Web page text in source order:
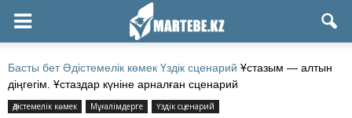
Басты бет Әдістемелік көмек Үздік сценарий Ұстазым — алтын
діңгегім. Ұстаздар күніне арналған сценарий
Әдістемелік көмек Мұғалімдерге Үздік сценарий